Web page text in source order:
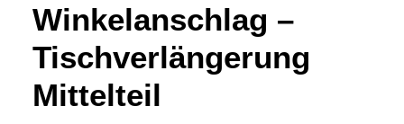
Winkelanschlag –
Tischverlängerung
Mittelteil